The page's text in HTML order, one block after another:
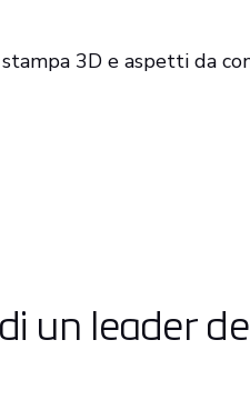
3D e aspetti da
un leader